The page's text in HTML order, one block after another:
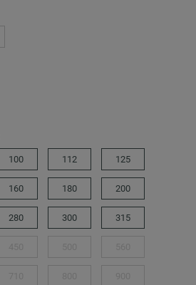
100 112 125
160 180 200
280 300 315